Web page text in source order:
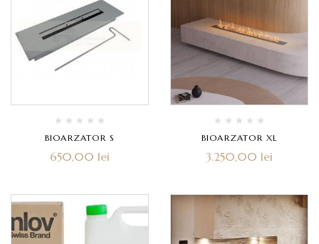
BIOARZATOR S
650,00 lei
BIOARZATOR XL
3.250,00 lei